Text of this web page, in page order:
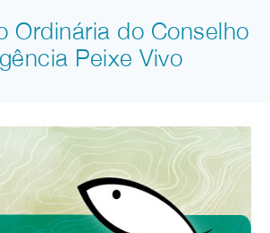
Ordinária do Conselho
Peixe Vivo